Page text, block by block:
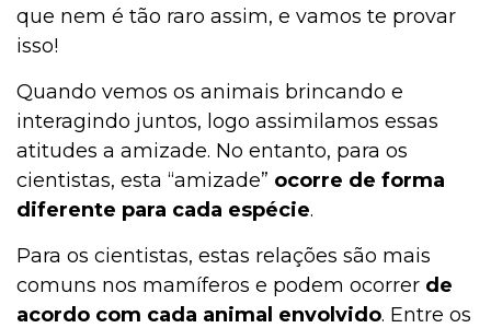
que nem é tão raro assim, e vamos te provar
isso!
Quando vemos os animais brincando e
interagindo juntos, logo assimilamos essas
atitudes a amizade. No entanto, para os
cientistas, esta “amizade” ocorre de forma
diferente para cada espécie.
Para os cientistas, estas relações são mais
comuns nos mamíferos e podem ocorrer de
acordo com cada animal envolvido. Entre os